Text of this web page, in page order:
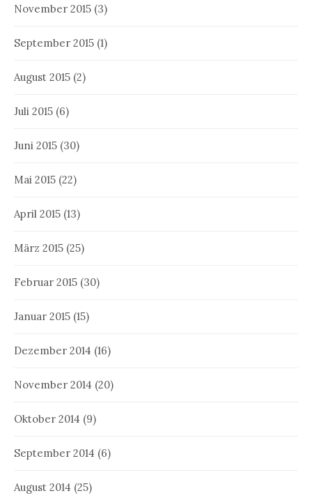
November 2015 (3)
September 2015 (1)
August 2015 (2)
Juli 2015 (6)
Juni 2015 (30)
Mai 2015 (22)
April 2015 (13)
März 2015 (25)
Februar 2015 (30)
Januar 2015 (15)
Dezember 2014 (16)
November 2014 (20)
Oktober 2014 (9)
September 2014 (6)
August 2014 (25)